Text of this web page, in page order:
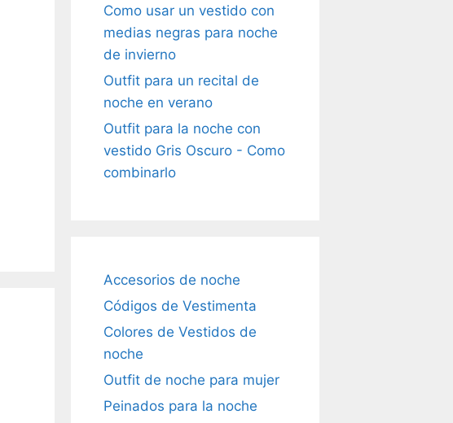
Como usar un vestido con
medias negras para noche
de invierno
Outfit para un recital de
noche en verano
Outfit para la noche con
vestido Gris Oscuro - Como
combinarlo
Accesorios de noche
Códigos de Vestimenta
Colores de Vestidos de
noche
Outfit de noche para mujer
Peinados para la noche